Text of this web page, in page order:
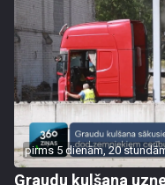
pirms 5 dienām, 20
Graudu kulšana